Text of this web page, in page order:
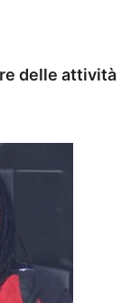
delle attività